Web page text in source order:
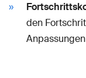
den
Anpassungen